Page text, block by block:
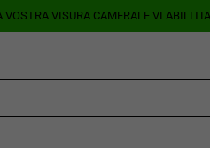
VOSTRA VISURA CAMERALE VI